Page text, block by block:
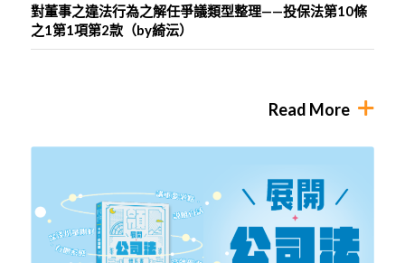
對董事之違法行為之解任爭議類型整理——投保法第10條
之1第1項第2款（by綺沄）
Read More